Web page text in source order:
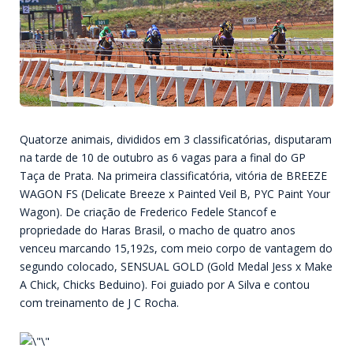
Quatorze animais, divididos em 3 classificatórias, disputaram
na tarde de 10 de outubro as 6 vagas para a final do GP
Taça de Prata. Na primeira classificatória, vitória de BREEZE
WAGON FS (Delicate Breeze x Painted Veil B, PYC Paint Your
Wagon). De criação de Frederico Fedele Stancof e
propriedade do Haras Brasil, o macho de quatro anos
venceu marcando 15,192s, com meio corpo de vantagem do
segundo colocado, SENSUAL GOLD (Gold Medal Jess x Make
A Chick, Chicks Beduino). Foi guiado por A Silva e contou
com treinamento de J C Rocha.